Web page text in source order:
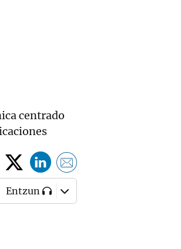
centrado
Entzun